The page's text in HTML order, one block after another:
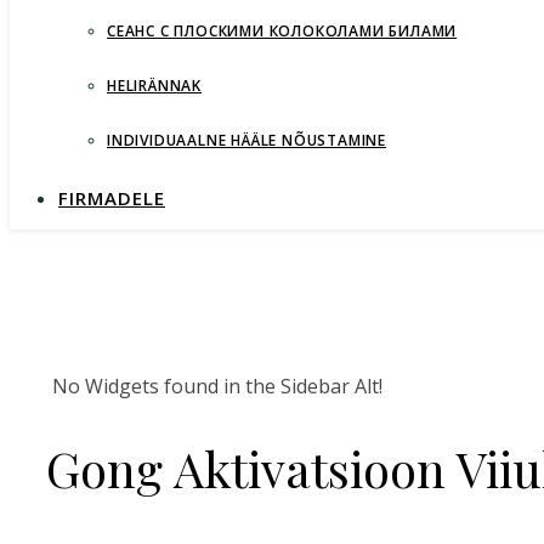
СЕАНС С ПЛОСКИМИ КОЛОКОЛАМИ БИЛАМИ
HELIRÄNNAK
INDIVIDUAALNE HÄÄLE NÕUSTAMINE
FIRMADELE
No Widgets found in the Sidebar Alt!
Gong Aktivatsioon